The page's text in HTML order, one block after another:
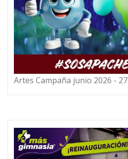
Artes Campaña junio 2026 - 27